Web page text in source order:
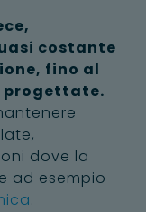
costante
fino al
progettate.
dove la
ad esempio
.